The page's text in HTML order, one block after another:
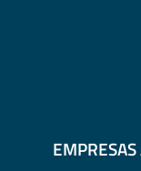
EMPRESAS